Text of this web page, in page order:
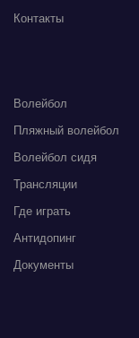
Контакты
Волейбол
Пляжный волейбол
Волейбол сидя
Трансляции
Где играть
Антидопинг
Документы